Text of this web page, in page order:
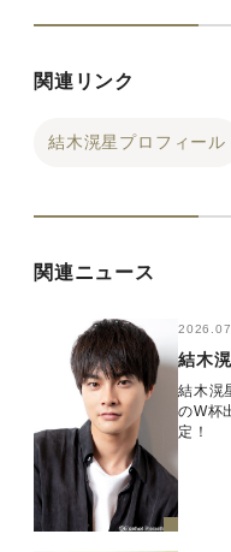
関連リンク
結木滉星プロフィール
関連ニュース
結木
結木滉
のW杯
定！